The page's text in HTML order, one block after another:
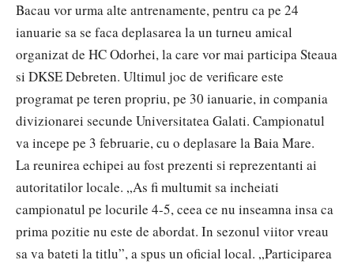
Bacau vor urma alte antrenamente, pentru ca pe 24
ianuarie sa se faca deplasarea la un turneu amical
organizat de HC Odorhei, la care vor mai participa Steaua
si DKSE Debreten. Ultimul joc de verificare este
programat pe teren propriu, pe 30 ianuarie, in compania
divizionarei secunde Universitatea Galati. Campionatul
va incepe pe 3 februarie, cu o deplasare la Baia Mare.
La reunirea echipei au fost prezenti si reprezentanti ai
autoritatilor locale. „As fi multumit sa incheiati
campionatul pe locurile 4-5, ceea ce nu inseamna insa ca
prima pozitie nu este de abordat. In sezonul viitor vreau
sa va bateti la titlu”, a spus un oficial local. „Participarea